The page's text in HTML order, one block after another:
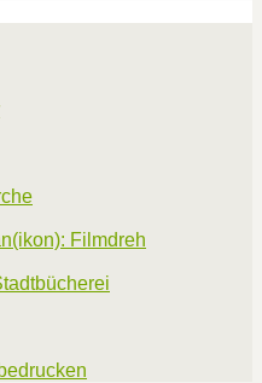
Filmdreh